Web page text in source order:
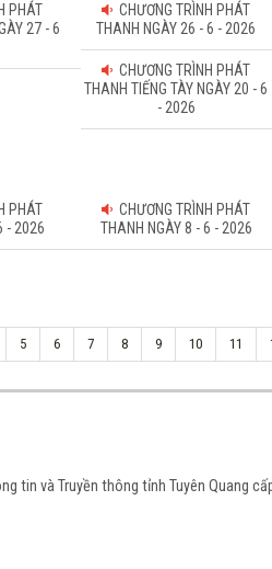
PHÁT
27 - 6
CHƯƠNG TRÌNH PHÁT
THANH NGÀY 26 - 6 - 2026
CHƯƠNG TRÌNH PHÁT
THANH TIẾNG TÀY NGÀY 20 - 6
- 2026
PHÁT
- 2026
CHƯƠNG TRÌNH PHÁT
THANH NGÀY 8 - 6 - 2026
5 6 7 8 9 10 11
tin và Truyền thông tỉnh Tuyên Quang